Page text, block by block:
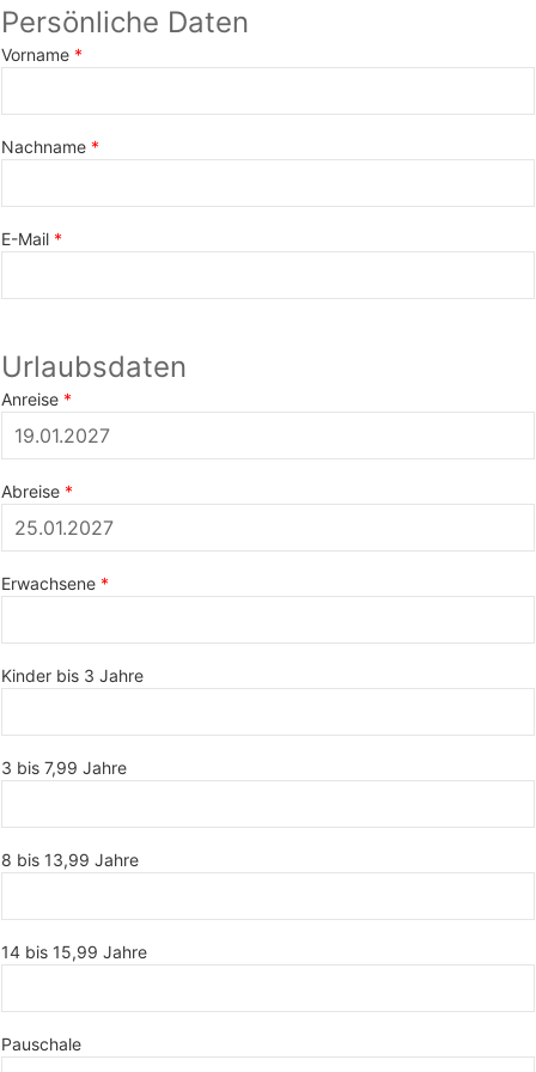
Persönliche Daten
Vorname
Nachname
E-Mail
Urlaubsdaten
Anreise
Abreise
Erwachsene
Kinder bis 3 Jahre
3 bis 7,99 Jahre
8 bis 13,99 Jahre
14 bis 15,99 Jahre
Pauschale